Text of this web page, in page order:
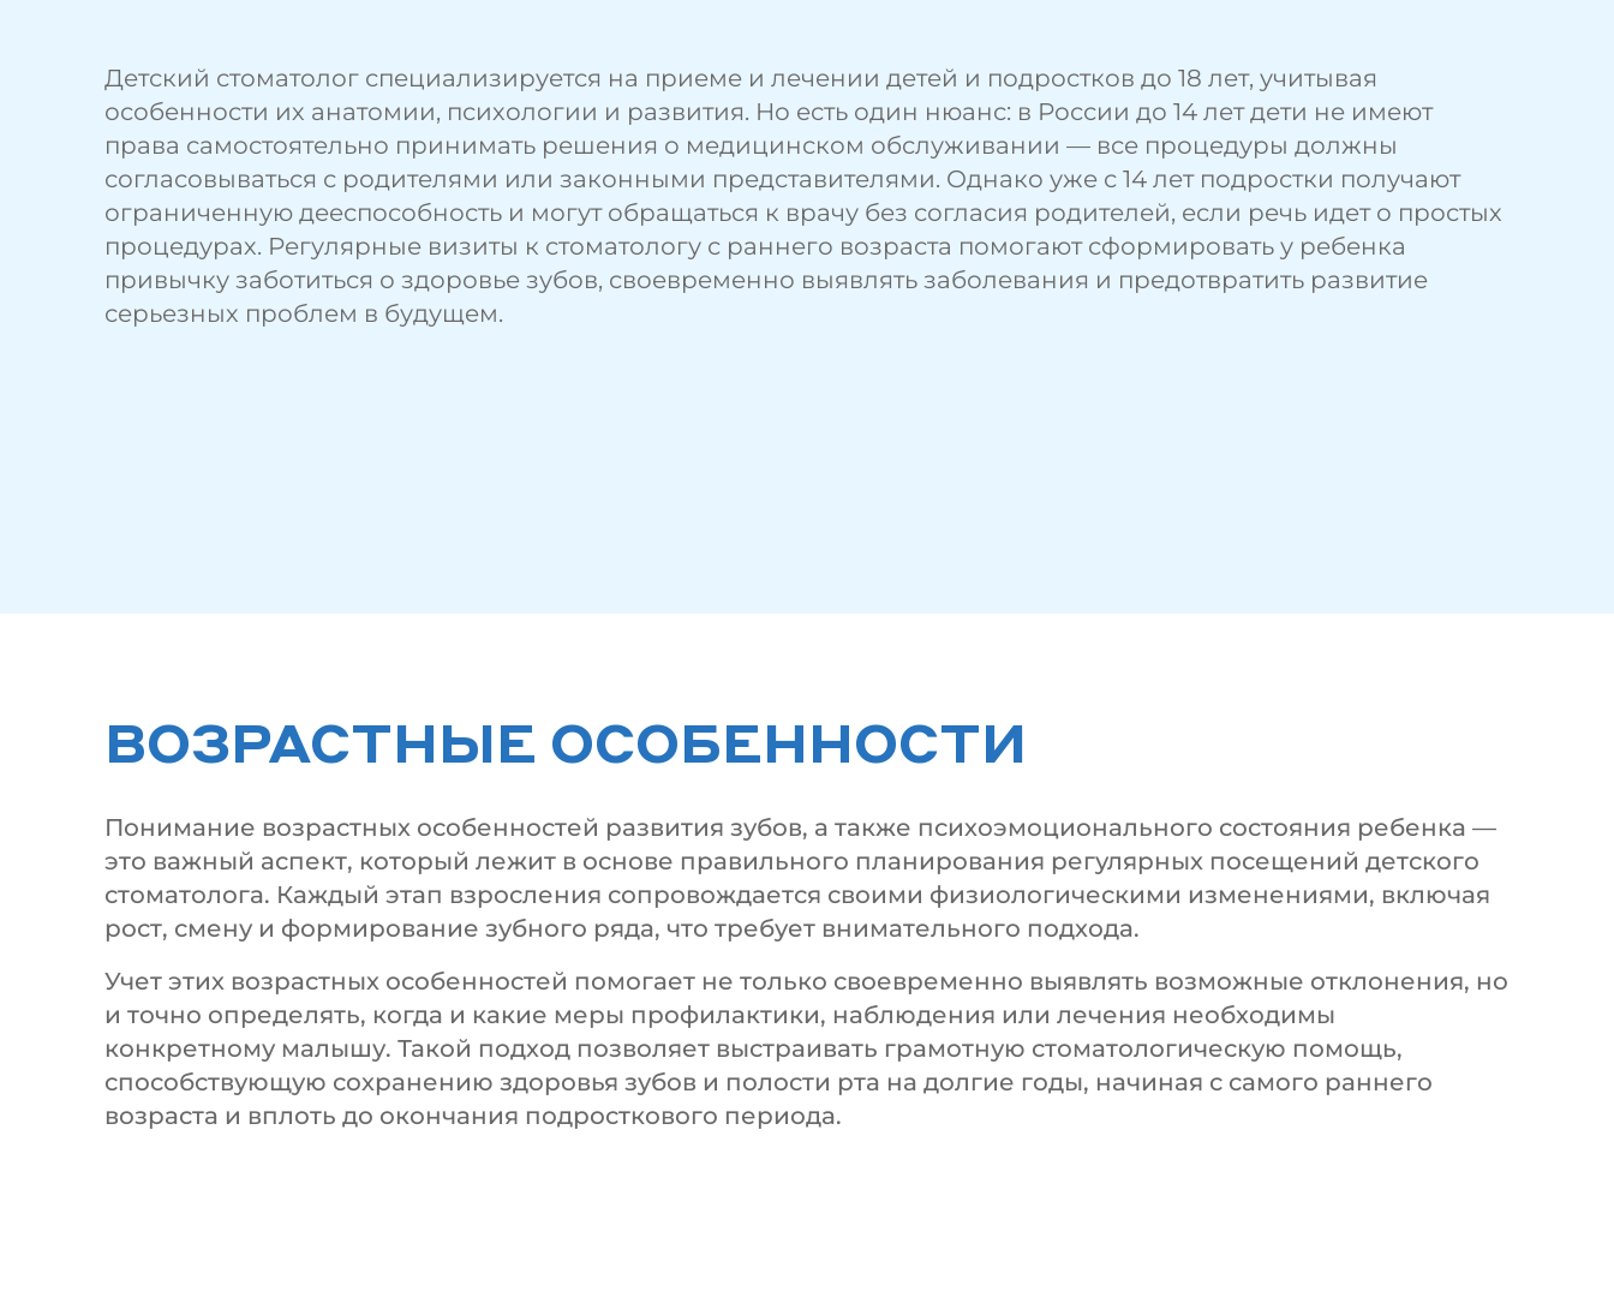
Выбор времени визита
Рекомендации по подготовке ребенка
Можно ли водить ребенка к взрослому
стоматологу?
Психологический аспект лечения детей
Детский стоматолог специализируется на приеме и лечении детей и подростков до 18 лет, учитывая
особенности их анатомии, психологии и развития. Но есть один нюанс: в России до 14 лет дети не имеют
права самостоятельно принимать решения о медицинском обслуживании — все процедуры должны
согласовываться с родителями или законными представителями. Однако уже с 14 лет подростки получают
ограниченную дееспособность и могут обращаться к врачу без согласия родителей, если речь идет о простых
процедурах. Регулярные визиты к стоматологу с раннего возраста помогают сформировать у ребенка
привычку заботиться о здоровье зубов, своевременно выявлять заболевания и предотвратить развитие
серьезных проблем в будущем.
ВОЗРАСТНЫЕ ОСОБЕННОСТИ
Понимание возрастных особенностей развития зубов, а также психоэмоционального состояния ребенка —
это важный аспект, который лежит в основе правильного планирования регулярных посещений детского
стоматолога. Каждый этап взросления сопровождается своими физиологическими изменениями, включая
рост, смену и формирование зубного ряда, что требует внимательного подхода.
Учет этих возрастных особенностей помогает не только своевременно выявлять возможные отклонения, но
и точно определять, когда и какие меры профилактики, наблюдения или лечения необходимы
конкретному малышу. Такой подход позволяет выстраивать грамотную стоматологическую помощь,
способствующую сохранению здоровья зубов и полости рта на долгие годы, начиная с самого раннего
возраста и вплоть до окончания подросткового периода.